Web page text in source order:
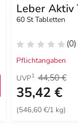
Leber Aktiv
60 St Tabletten
(0)
Pflichtangaben
UVP1 44,50 €
35,42 €
(546,60 €/1 kg)